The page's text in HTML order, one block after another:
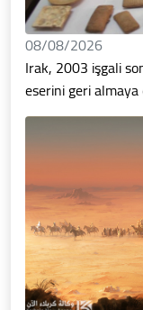
08/08/2026
Irak, 2003 işgali
eserini geri almaya